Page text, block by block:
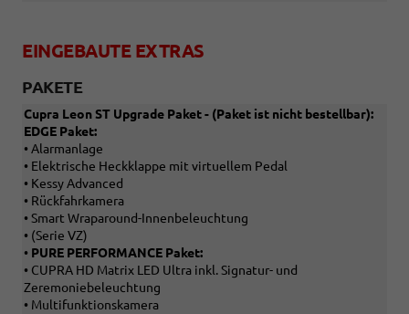
EINGEBAUTE EXTRAS
PAKETE
Cupra Leon ST Upgrade Paket - (Paket ist nicht bestellbar):
EDGE Paket:
• Alarmanlage
• Elektrische Heckklappe mit virtuellem Pedal
• Kessy Advanced
• Rückfahrkamera
• Smart Wraparound-Innenbeleuchtung
• (Serie VZ)
• PURE PERFORMANCE Paket:
• CUPRA HD Matrix LED Ultra inkl. Signatur- und
Zeremoniebeleuchtung
• Multifunktionskamera